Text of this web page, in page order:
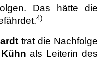
Das hätte die
4)
trat die Nachfolge
als Leiterin des